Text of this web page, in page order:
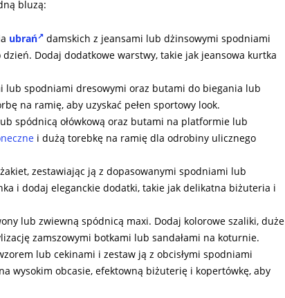
bluzą:
ubrań
damskich z jeansami lub dżinsowymi spodniami
Dodaj dodatkowe warstwy, takie jak jeansowa kurtka
lub spodniami dresowymi oraz butami do biegania lub
na ramię, aby uzyskać pełen sportowy look.
spódnicą ołówkową oraz butami na platformie lub
i dużą torebkę na ramię dla odrobiny ulicznego
zestawiając ją z dopasowanymi spodniami lub
i dodaj eleganckie dodatki, takie jak delikatna biżuteria i
lub zwiewną spódnicą maxi. Dodaj kolorowe szaliki, duże
zamszowymi botkami lub sandałami na koturnie.
lub cekinami i zestaw ją z obcisłymi spodniami
wysokim obcasie, efektowną biżuterię i kopertówkę, aby